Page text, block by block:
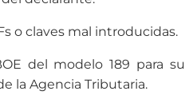
o claves mal introducidas.
del modelo 189 para su
la Agencia Tributaria.